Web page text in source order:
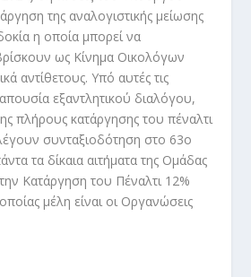
της αναλογιστικής μείωσης
η οποία μπορεί να
ως Κίνημα Οικολόγων
αντίθετους. Υπό αυτές τις
εξαντλητικού διαλόγου,
πλήρους κατάργησης του πέναλτι
συνταξιοδότηση στο 63ο
τα δίκαια αιτήματα της Ομάδας
Κατάργηση του Πέναλτι 12%
μέλη είναι οι Οργανώσεις